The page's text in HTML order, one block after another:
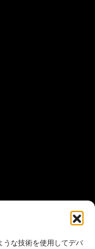
うな技術を使用してデバ